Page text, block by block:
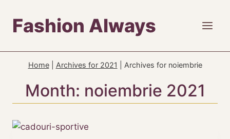
content
Fashion Always
Home| Archives for 2021 Archives for noiembrie
Month: noiembrie 2021